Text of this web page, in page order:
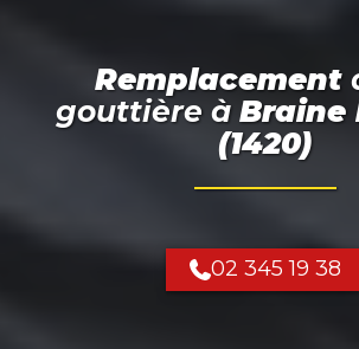
Remplacement
gouttière à Braine
(1420)
02 345 19 38